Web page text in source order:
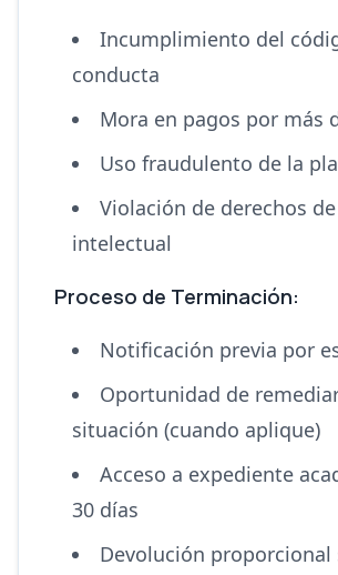
Incumplimiento del
conducta
Mora en pagos por más
Uso fraudulento de la
Violación de derechos
intelectual
Proceso de Terminación:
Notificación previa por
Oportunidad de
situación (cuando aplique)
Acceso a expediente
30 días
Devolución proporcional